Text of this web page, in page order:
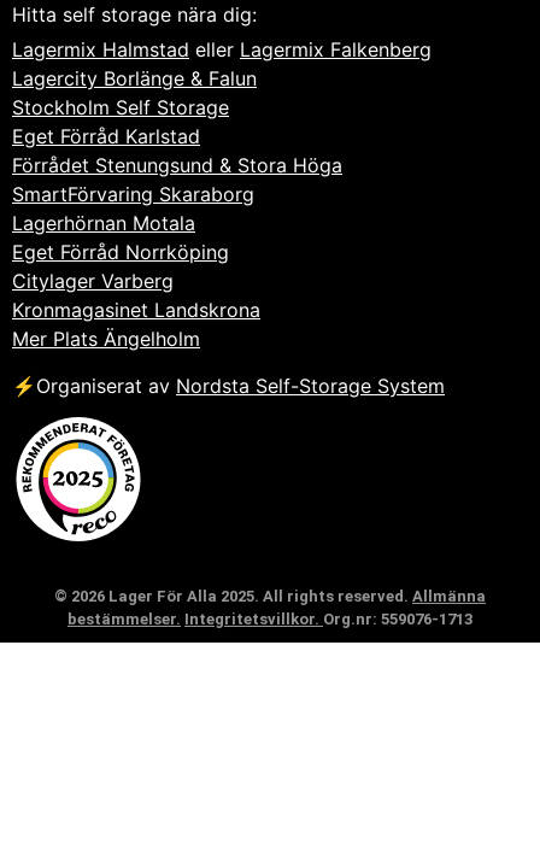
Hitta self storage nära dig:
Lagermix Halmstad eller Lagermix Falkenberg
Lagercity Borlänge & Falun
Stockholm Self Storage
Eget Förråd Karlstad
Förrådet Stenungsund & Stora Höga
SmartFörvaring Skaraborg
Lagerhörnan Motala
Eget Förråd Norrköping
Citylager Varberg
Kronmagasinet Landskrona
Mer Plats Ängelholm
⚡Organiserat av Nordsta Self-Storage System
© 2026 Lager För Alla 2025. All rights reserved. Allmänna
bestämmelser. Integritetsvillkor. Org.nr: 559076-1713